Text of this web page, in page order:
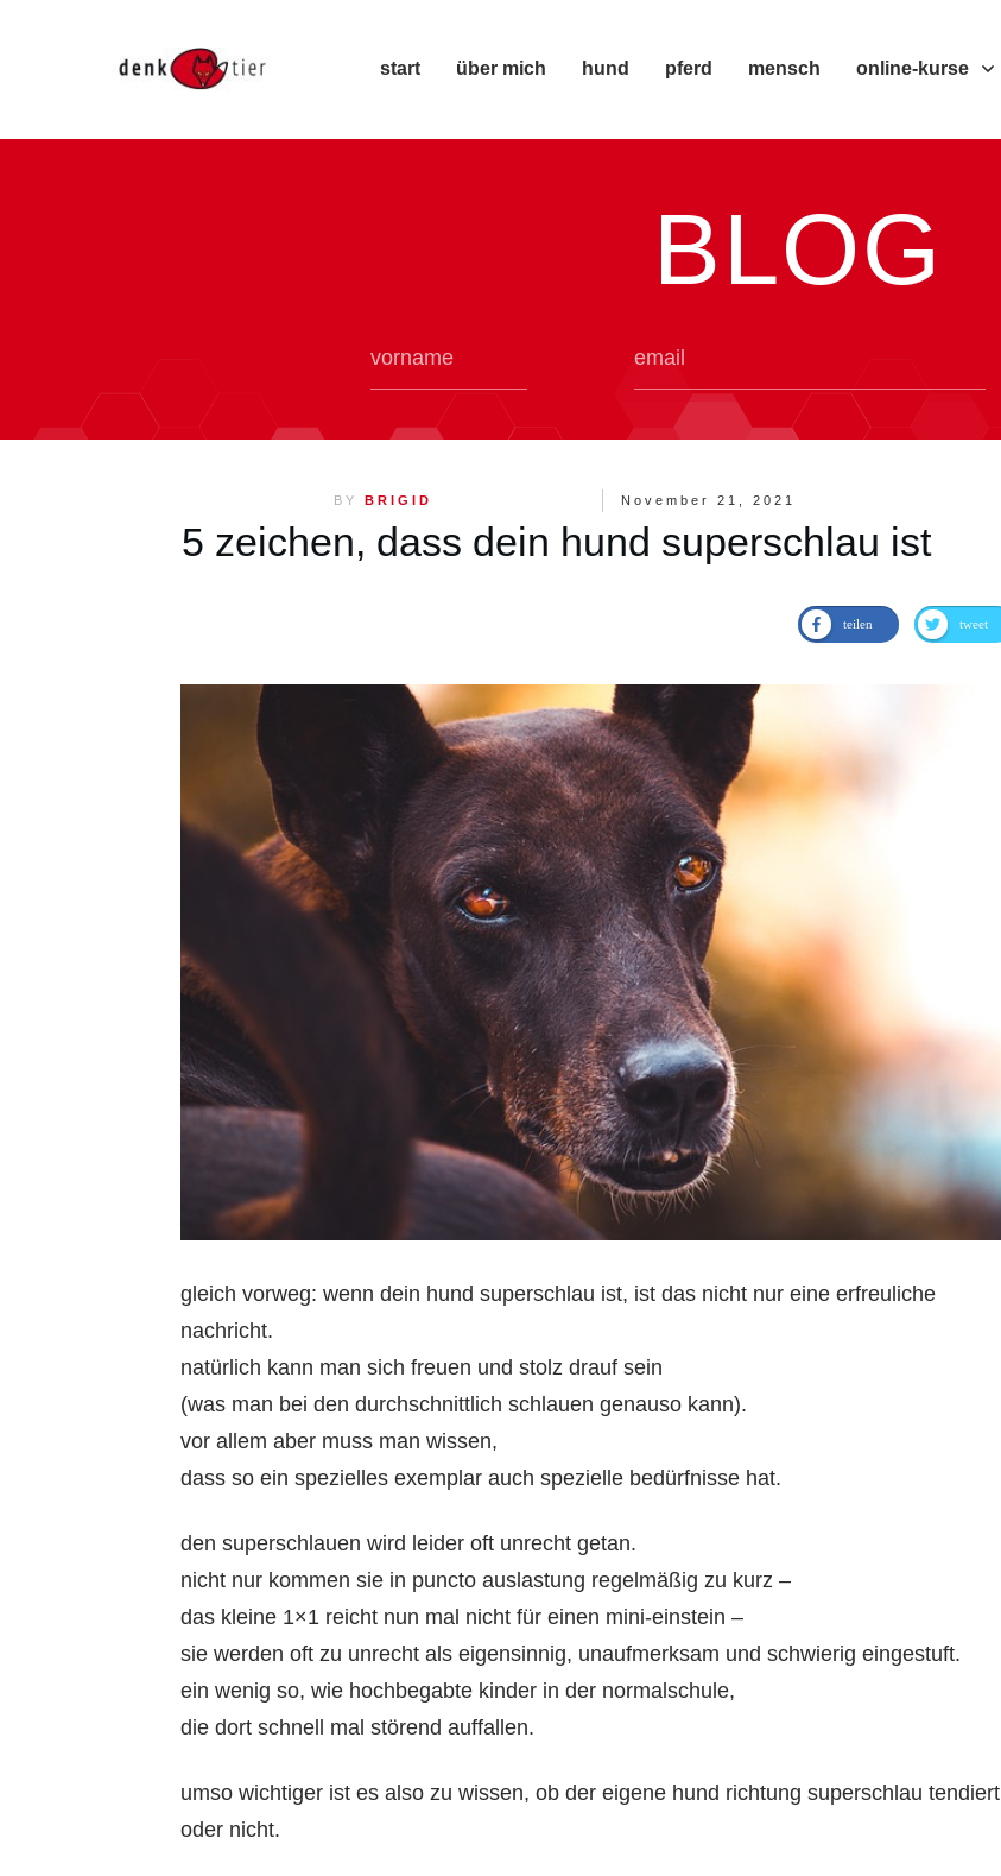
start über mich hund pferd mensch online-kurse
BLOG
BY BRIGID November 21, 2021
5 zeichen, dass dein hund superschlau ist
teilen tweet
gleich vorweg: wenn dein hund superschlau ist, ist das nicht nur eine erfreuliche
nachricht.
natürlich kann man sich freuen und stolz drauf sein
(was man bei den durchschnittlich schlauen genauso kann).
vor allem aber muss man wissen,
dass so ein spezielles exemplar auch spezielle bedürfnisse hat.
den superschlauen wird leider oft unrecht getan.
nicht nur kommen sie in puncto auslastung regelmäßig zu kurz –
das kleine 1×1 reicht nun mal nicht für einen mini-einstein –
sie werden oft zu unrecht als eigensinnig, unaufmerksam und schwierig eingestuft.
ein wenig so, wie hochbegabte kinder in der normalschule,
die dort schnell mal störend auffallen.
umso wichtiger ist es also zu wissen, ob der eigene hund richtung superschlau tendiert
oder nicht.